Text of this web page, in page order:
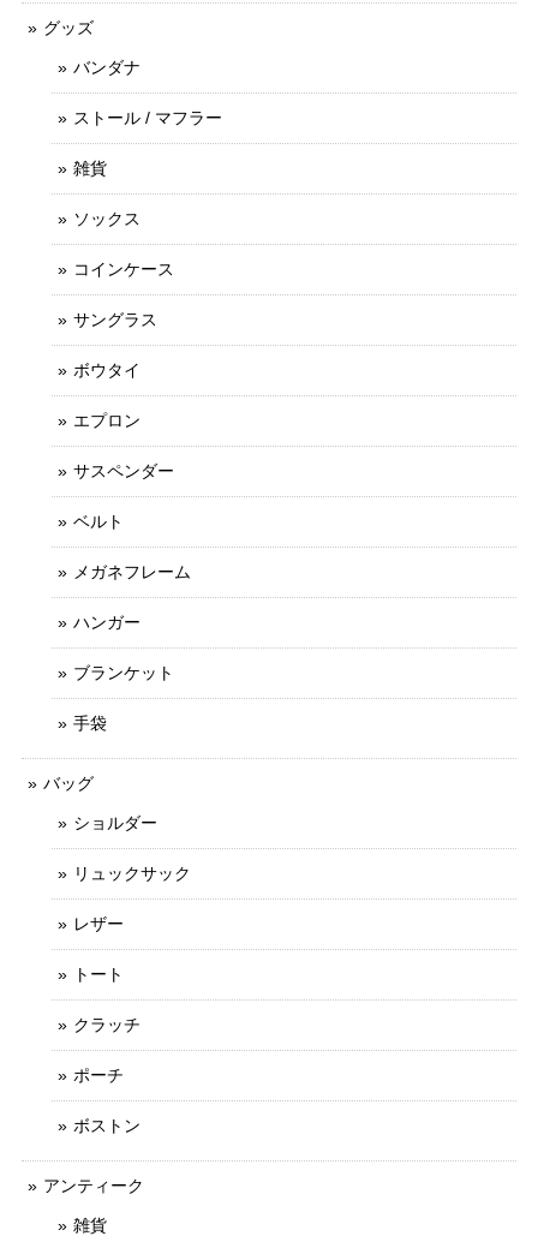
グッズ
バンダナ
ストール / マフラー
雑貨
ソックス
コインケース
サングラス
ボウタイ
エプロン
サスペンダー
ベルト
メガネフレーム
ハンガー
ブランケット
手袋
バッグ
ショルダー
リュックサック
レザー
トート
クラッチ
ポーチ
ボストン
アンティーク
雑貨